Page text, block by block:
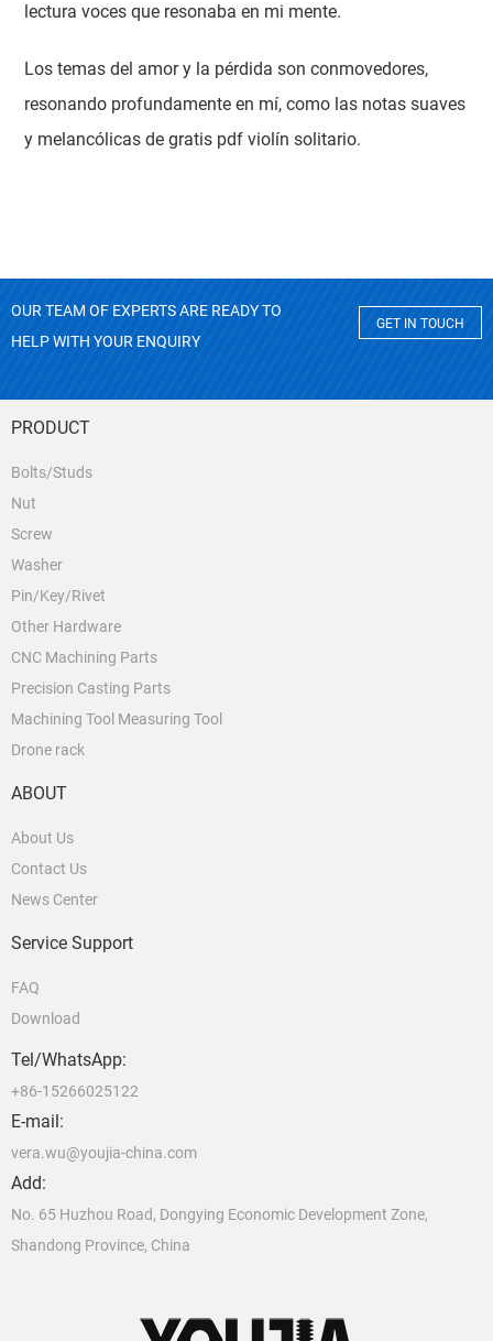
lectura voces que resonaba en mi mente.
Los temas del amor y la pérdida son conmovedores,
resonando profundamente en mí, como las notas suaves
y melancólicas de gratis pdf violín solitario.
OUR TEAM OF EXPERTS ARE READY TO
HELP WITH YOUR ENQUIRY
GET IN TOUCH
PRODUCT
Bolts/Studs
Nut
Screw
Washer
Pin/Key/Rivet
Other Hardware
CNC Machining Parts
Precision Casting Parts
Machining Tool Measuring Tool
Drone rack
ABOUT
About Us
Contact Us
News Center
Service Support
FAQ
Download
Tel/WhatsApp:
+86-15266025122
E-mail:
vera.wu@youjia-china.com
Add:
No. 65 Huzhou Road, Dongying Economic Development Zone,
Shandong Province, China